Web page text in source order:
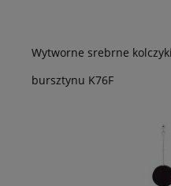
Wytworne srebrne
bursztynu K76F